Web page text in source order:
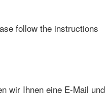
follow the instructions
wir Ihnen eine E-Mail und